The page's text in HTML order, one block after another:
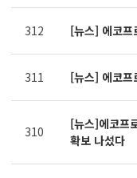
312 [뉴스] 에코프
311 [뉴스] 에코프
310
[뉴스]에코프
확보 나섰다